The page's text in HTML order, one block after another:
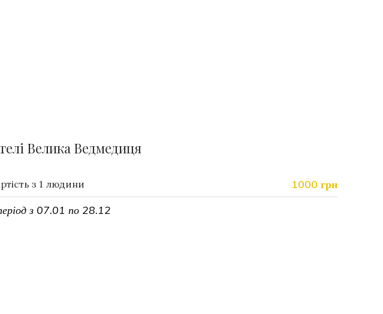
Велика Ведмедиця
з 1 людини 1000 грн
з 07.01 по 28.12